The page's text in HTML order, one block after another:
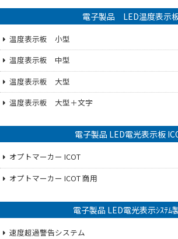
電子製品 LED温度表示
温度表示板 小型
温度表示板 中型
温度表示板 大型
温度表示板 大型＋文字
電子製品 LED電光表示板
オプトマーカー ICOT
オプトマーカー ICOT 商用
電子製品 LED電光表示ｼｽﾃﾑ
速度超過警告システム